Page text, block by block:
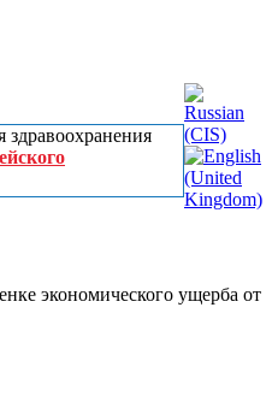
экономического ущерба от